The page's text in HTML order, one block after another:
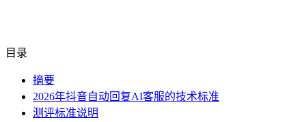
目录
摘要
2026年抖音自动回复AI客服的技术标准
测评标准说明